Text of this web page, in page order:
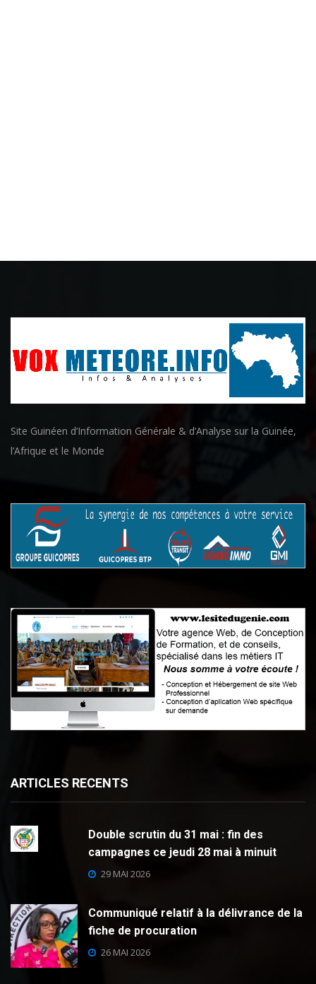
Site Guinéen d’Information Générale & d’Analyse sur la Guinée,
l’Afrique et le Monde
ARTICLES RECENTS
Double scrutin du 31 mai : fin des
campagnes ce jeudi 28 mai à minuit
29 MAI 2026
Communiqué relatif à la délivrance de la
fiche de procuration
26 MAI 2026